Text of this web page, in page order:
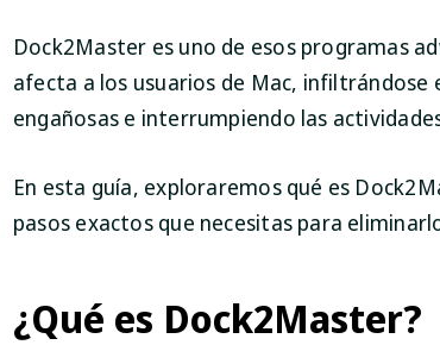
Dock2Master es uno de esos programas
afecta a los usuarios de Mac,
engañosas e interrumpiendo las
En esta guía, exploraremos qué es
pasos exactos que necesitas para
¿Qué es Dock2Master?